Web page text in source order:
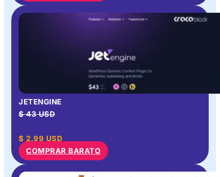
JETENGINE
$ 43 USD
$ 2.99 USD
COMPRAR BARATO